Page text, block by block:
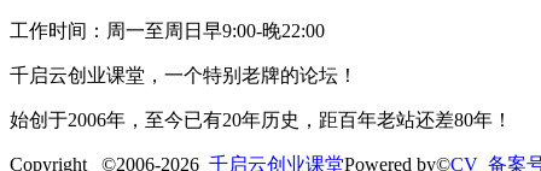
工作时间：周一至周日早9:00-晚22:00
千启云创业课堂，一个特别老牌的论坛！
始创于2006年，至今已有20年历史，距百年老站还差80年！
Copyright ©2006-2026 千启云创业课堂Powered by©CV 备案